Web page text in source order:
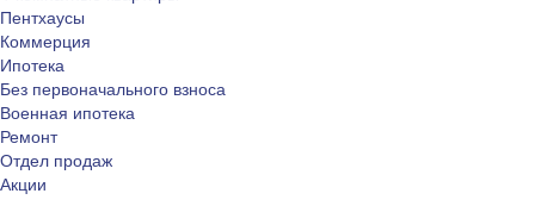
Пентхаусы
Коммерция
Ипотека
Без первоначального взноса
Военная ипотека
Ремонт
Отдел продаж
Акции